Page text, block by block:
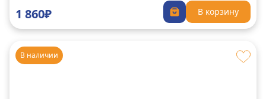
1 860₽ В корзину
В наличии